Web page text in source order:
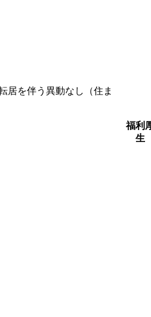
居を伴う異動なし（住ま
福利
生